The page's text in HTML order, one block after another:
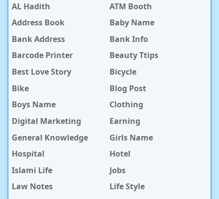
AL Hadith
ATM Booth
Address Book
Baby Name
Bank Address
Bank Info
Barcode Printer
Beauty Ttips
Best Love Story
Bicycle
Bike
Blog Post
Boys Name
Clothing
Digital Marketing
Earning
General Knowledge
Girls Name
Hospital
Hotel
Islami Life
Jobs
Law Notes
Life Style